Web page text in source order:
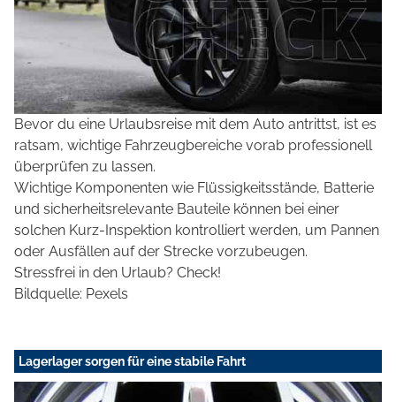
Bevor du eine Urlaubsreise mit dem Auto antrittst, ist es
ratsam, wichtige Fahrzeugbereiche vorab professionell
überprüfen zu lassen.
Wichtige Komponenten wie Flüssigkeitsstände, Batterie
und sicherheitsrelevante Bauteile können bei einer
solchen Kurz-Inspektion kontrolliert werden, um Pannen
oder Ausfällen auf der Strecke vorzubeugen.
Stressfrei in den Urlaub? Check!
Bildquelle: Pexels
Lagerlager sorgen für eine stabile Fahrt